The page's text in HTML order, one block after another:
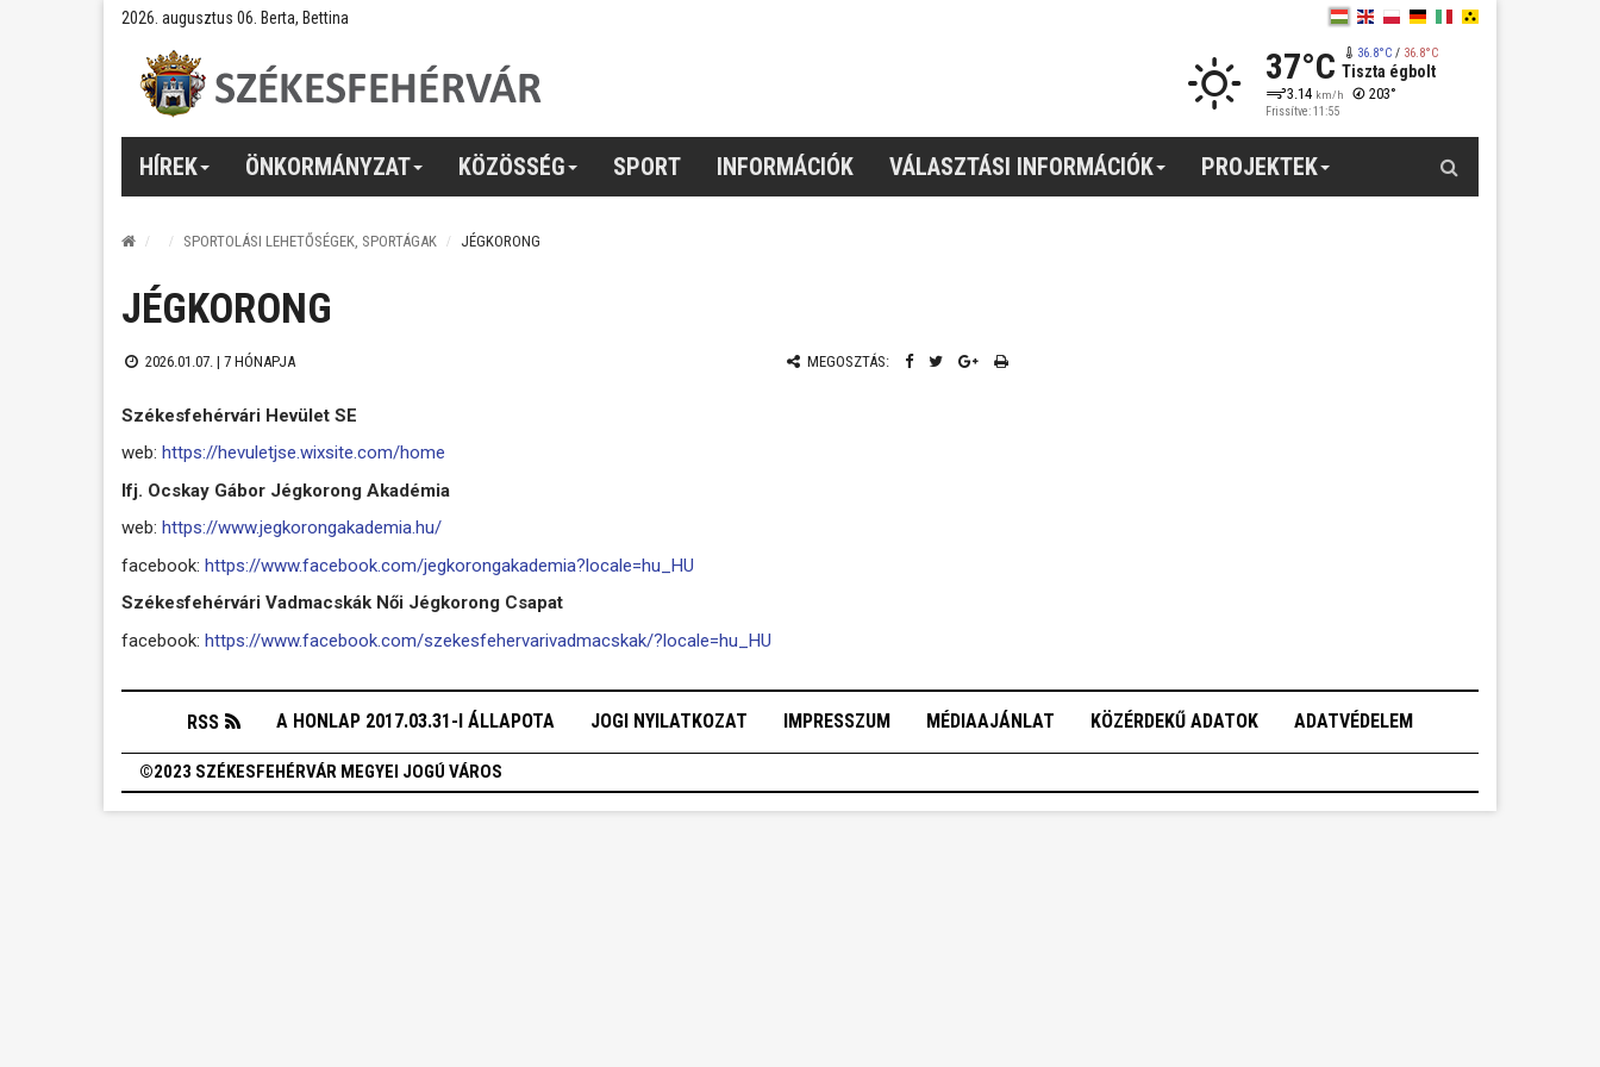
2026. augusztus 06. Berta, Bettina
37°C 36.8°C/ 36.8°C
Tiszta égbolt
3.14 km/h 203°
Frissítve: 11:55
HÍREK ÖNKORMÁNYZAT KÖZÖSSÉG SPORT INFORMÁCIÓK VÁLASZTÁSI INFORMÁCIÓK PROJEKTEK
SPORTOLÁSI LEHETŐSÉGEK, SPORTÁGAK JÉGKORONG
JÉGKORONG
2026.01.07. | 7 HÓNAPJA MEGOSZTÁS:
Székesfehérvári Hevület SE
web: https://hevuletjse.wixsite.com/home
Ifj. Ocskay Gábor Jégkorong Akadémia
web: https://www.jegkorongakademia.hu/
facebook: https://www.facebook.com/jegkorongakademia?locale=hu_HU
Székesfehérvári Vadmacskák Női Jégkorong Csapat
facebook: https://www.facebook.com/szekesfehervarivadmacskak/?locale=hu_HU
RSS A HONLAP 2017.03.31-I ÁLLAPOTA JOGI NYILATKOZAT IMPRESSZUM MÉDIAAJÁNLAT KÖZÉRDEKŰ ADATOK ADATVÉDELEM
©2023 SZÉKESFEHÉRVÁR MEGYEI JOGÚ VÁROS